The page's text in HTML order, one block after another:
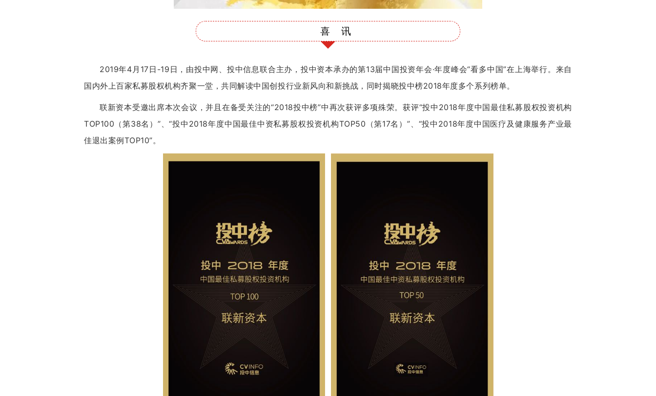
喜 讯
2019年4月17日-19日，由投中网、投中信息联合主办，投中资本承办的第13届中国投资年会·年度峰会“看多中国”在上海举行。来自
国内外上百家私募股权机构齐聚一堂，共同解读中国创投行业新风向和新挑战，同时揭晓投中榜2018年度多个系列榜单。
联新资本受邀出席本次会议，并且在备受关注的“2018投中榜”中再次获评多项殊荣。获评“投中2018年度中国最佳私募股权投资机构
TOP100（第38名）”、“投中2018年度中国最佳中资私募股权投资机构TOP50（第17名）”、“投中2018年度中国医疗及健康服务产业最
佳退出案例TOP10”。